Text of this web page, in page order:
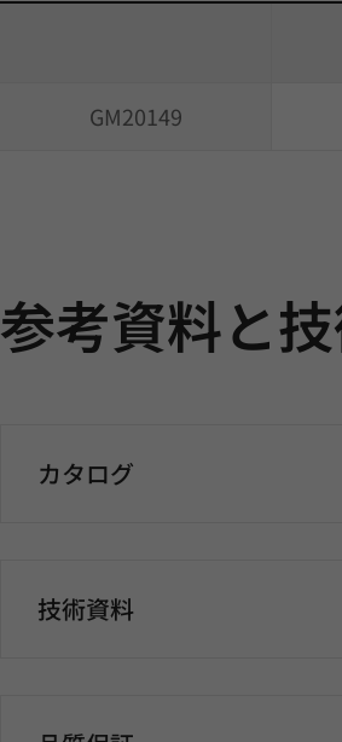
GM20149
参考資料と
カタログ
技術資料